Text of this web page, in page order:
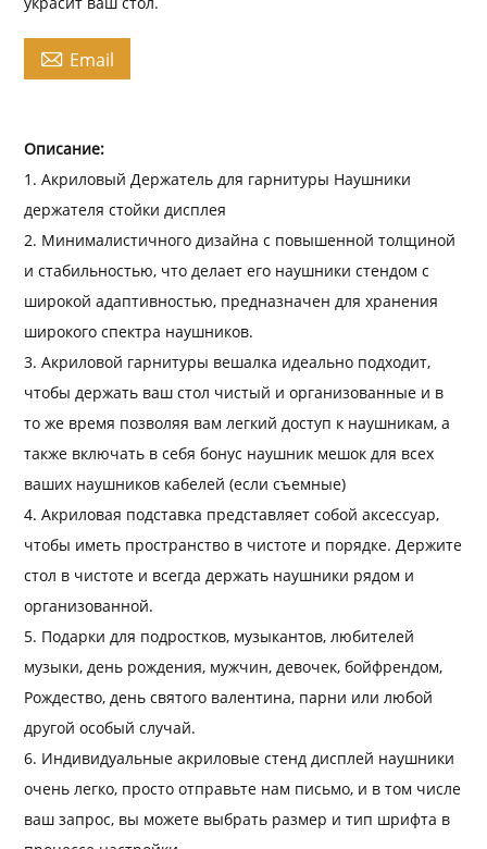
 Email
Описание:
1. Акриловый Держатель для гарнитуры Наушники
держателя стойки дисплея
2. Минималистичного дизайна с повышенной толщиной
и стабильностью, что делает его наушники стендом с
широкой адаптивностью, предназначен для хранения
широкого спектра наушников.
3. Акриловой гарнитуры вешалка идеально подходит,
чтобы держать ваш стол чистый и организованные и в
то же время позволяя вам легкий доступ к наушникам, а
также включать в себя бонус наушник мешок для всех
ваших наушников кабелей (если съемные)
4. Акриловая подставка представляет собой аксессуар,
чтобы иметь пространство в чистоте и порядке. Держите
стол в чистоте и всегда держать наушники рядом и
организованной.
5. Подарки для подростков, музыкантов, любителей
музыки, день рождения, мужчин, девочек, бойфрендом,
Рождество, день святого валентина, парни или любой
другой особый случай.
6. Индивидуальные акриловые стенд дисплей наушники
очень легко, просто отправьте нам письмо, и в том числе
ваш запрос, вы можете выбрать размер и тип шрифта в